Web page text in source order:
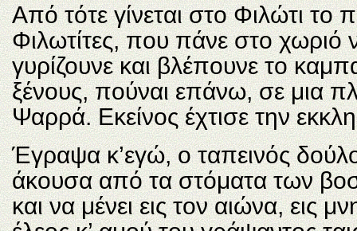
Από τότε γίνεται στο Φιλώτι το
Φιλωτίτες, που πάνε στο
γυρίζουνε και βλέπουνε το
ξένους, πούναι επάνω, σε μια
Ψαρρά. Εκείνος έχτισε την
Έγραψα κ’εγώ, ο ταπεινός
άκουσα από τα στόματα των
και να μένει εις τον αιώνα, εις